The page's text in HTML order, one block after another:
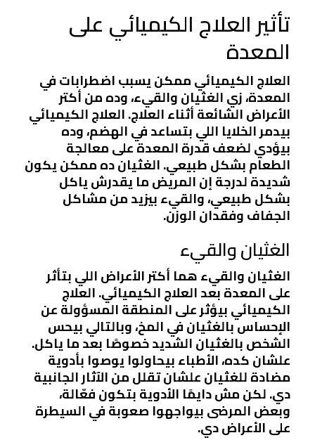
تأثير العلاج الكيميائي على
المعدة
العلاج الكيميائي ممكن يسبب اضطرابات في
المعدة، زي الغثيان والقيء، وده من أكتر
الأعراض الشائعة أثناء العلاج. العلاج الكيميائي
بيدمر الخلايا اللي بتساعد في الهضم، وده
بيؤدي لضعف قدرة المعدة على معالجة
الطعام بشكل طبيعي. الغثيان ده ممكن يكون
شديدة لدرجة إن المريض ما يقدرش ياكل
بشكل طبيعي، والقيء بيزيد من مشاكل
الجفاف وفقدان الوزن.
الغثيان والقيء
الغثيان والقيء هما أكتر الأعراض اللي بتأثر
على المعدة بعد العلاج الكيميائي. العلاج
الكيميائي بيؤثر على المنطقة المسؤولة عن
الإحساس بالغثيان في المخ، وبالتالي بيحس
الشخص بالغثيان الشديد خصوصًا بعد ما ياكل.
علشان كده، الأطباء بيحاولوا يوصوا بأدوية
مضادة للغثيان علشان تقلل من الآثار الجانبية
دي. لكن مش دايمًا الأدوية بتكون فعّالة،
وبعض المرضى بيواجهوا صعوبة في السيطرة
على الأعراض دي.